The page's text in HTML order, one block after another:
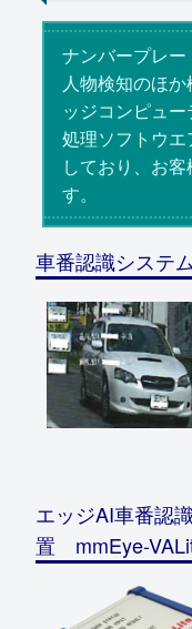
ナンバープレー
人物検知のほ
ッジコンピュ
処理ソフトウ
しており、お
す。
車番認識システ
エッジAI車番認
置 mmEye-